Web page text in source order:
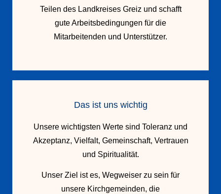
Teilen des Landkreises Greiz und schafft
gute Arbeitsbedingungen für die
Mitarbeitenden und Unterstützer.
Das ist uns wichtig
Unsere wichtigsten Werte sind Toleranz und
Akzeptanz, Vielfalt, Gemeinschaft, Vertrauen
und Spiritualität.
Unser Ziel ist es, Wegweiser zu sein für
unsere Kirchgemeinden, die